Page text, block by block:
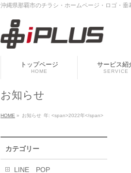
沖縄県那覇市のチラシ・ホームページ・ロゴ・
トップページ
HOME
サービス紹
SERVICE
お知らせ
HOME » お知らせ 年: <span>2022年</span>
カテゴリー
LINE POP